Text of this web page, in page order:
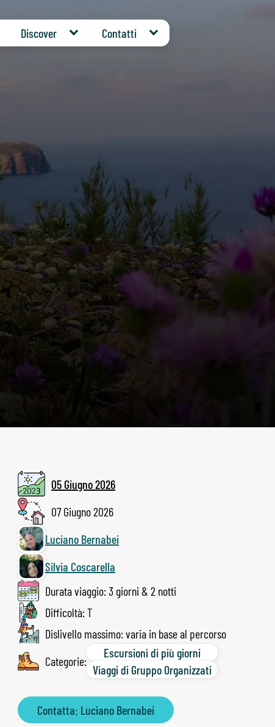
Discover Contatti
05 Giugno 2026
07 Giugno 2026
Luciano Bernabei
Silvia Coscarella
Durata viaggio: 3 giorni & 2 notti
Difficoltà: T
Dislivello massimo: varia in base al percorso
Categorie:
Escursioni di più giorni
Viaggi di Gruppo Organizzati
Contatta: Luciano Bernabei